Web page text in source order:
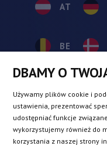
AT
BE
DBAMY O
Używamy plików cookie i
ustawienia, prezentować
udostępniać funkcje
wykorzystujemy również do
korzystania z naszej strony